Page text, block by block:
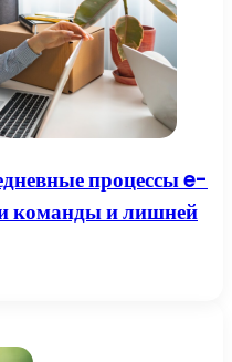
процессы e-
команды и лишней